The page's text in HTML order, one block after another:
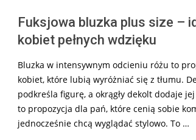
Fuksjowa bluzka plus size –
kobiet pełnych wdzięku
Bluzka w intensywnym odcieniu różu to
kobiet, które lubią wyróżniać się z tłumu.
podkreśla figurę, a okrągły dekolt dodaje
to propozycja dla pań, które cenią sobie
jednocześnie chcą wyglądać stylowo. To …